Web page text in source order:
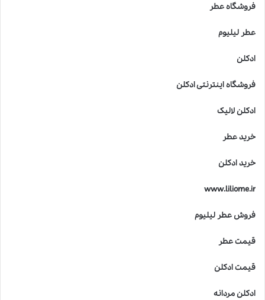
فروشگاه عطر
عطر لیلیوم
ادکلن
فروشگاه اینترنتی ادکلن
ادکلن لالیک
خرید عطر
خرید ادکلن
www.liliome.ir
فروش عطر لیلیوم
قیمت عطر
قیمت ادکلن
ادکلن مردانه